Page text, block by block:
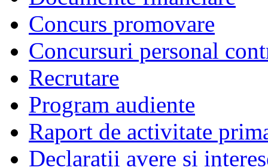
Concurs promovare
Concursuri personal
Recrutare
Program audiente
Raport de activitate
Declaratii avere si